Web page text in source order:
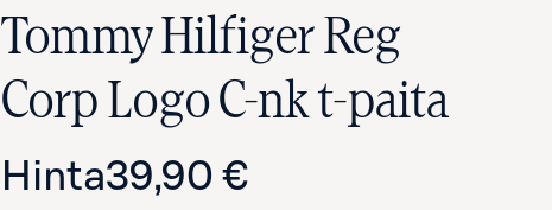
Tommy Hilfiger Reg
Corp Logo C-nk t-paita
Hinta39,90 €